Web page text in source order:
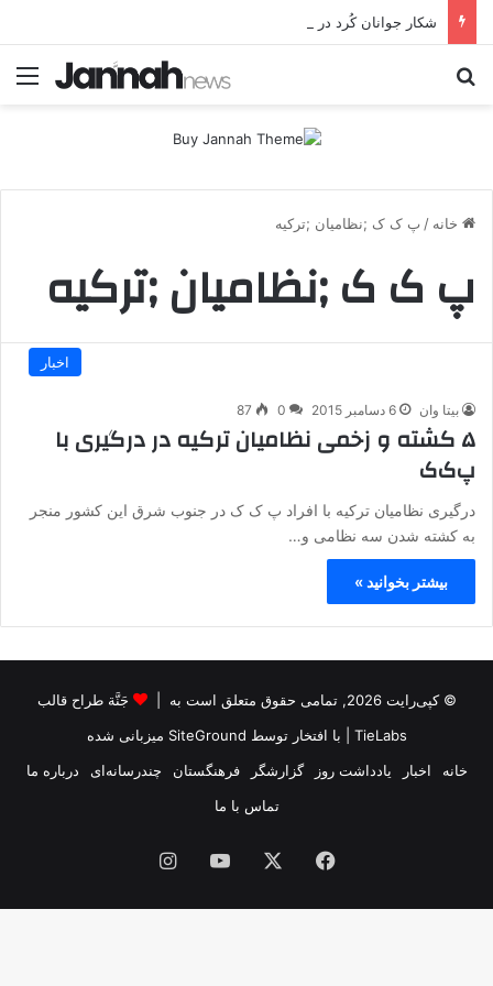
خانه / پ ک ک ;نظامیان ;ترکیه
پ ک ک ;نظامیان ;ترکیه
اخبار
بیتا وان 6 دسامبر 2015 0
87
۵ کشته و زخمی نظامیان ترکیه در درگیری با
پ‌ک‌ک
درگیری نظامیان ترکیه با افراد پ ک ک در جنوب شرق این کشور منجر
به کشته شدن سه نظامی و…
بیشتر بخوانید »
© کپی‌رایت 2026, تمامی حقوق متعلق است به |
جَنَّة طراح قالب
TieLabs | با افتخار توسط SiteGround میزبانی شده
خانه
اخبار یادداشت روز گزارشگر فرهنگستان چندرسانه‌ای
درباره ما
تماس با ما
فیس
بوک
یوتیوب